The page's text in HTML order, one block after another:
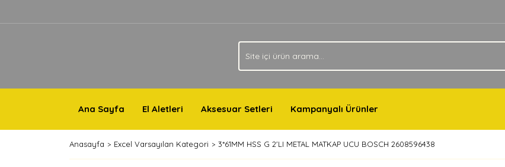
Ana Sayfa El Aletleri Aksesuar Setleri Kampanyalı Ürünler
Anasayfa Excel Varsayılan Kategori 3*61MM HSS G 2'LI METAL MATKAP UCU BOSCH 2608596438